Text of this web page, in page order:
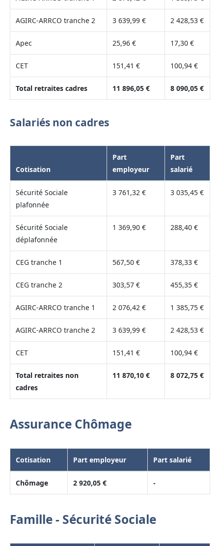
AGIRC-ARRCO tranche 2 3 639,99 € 2 428,53 €
Apec 25,96 € 17,30 €
CET 151,41 € 100,94 €
Total retraites cadres 11 896,05 € 8 090,05 €
Salariés non cadres
Cotisation
Part
employeur
Part
salarié
Sécurité Sociale
plafonnée
3 761,32 € 3 035,45 €
Sécurité Sociale
déplafonnée
1 369,90 € 288,40 €
CEG tranche 1 567,50 € 378,33 €
CEG tranche 2 303,57 € 455,35 €
AGIRC-ARRCO tranche 1 2 076,42 € 1 385,75 €
AGIRC-ARRCO tranche 2 3 639,99 € 2 428,53 €
CET 151,41 € 100,94 €
Total retraites non
cadres
11 870,10 € 8 072,75 €
Assurance Chômage
Cotisation Part employeur Part salarié
Chômage 2 920,05 € -
Famille - Sécurité Sociale